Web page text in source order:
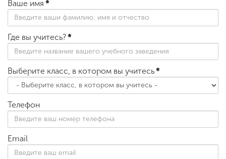
Ваше имя *
Где вы учитесь?*
Выберите класс, в котором вы учитесь*
Телефон
Email